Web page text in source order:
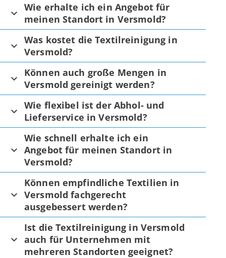
Wie erhalte ich ein Angebot für
meinen Standort in Versmold?
Was kostet die Textilreinigung in
Versmold?
Können auch große Mengen in
Versmold gereinigt werden?
Wie flexibel ist der Abhol- und
Lieferservice in Versmold?
Wie schnell erhalte ich ein
Angebot für meinen Standort in
Versmold?
Können empfindliche Textilien in
Versmold fachgerecht
ausgebessert werden?
Ist die Textilreinigung in Versmold
auch für Unternehmen mit
mehreren Standorten geeignet?